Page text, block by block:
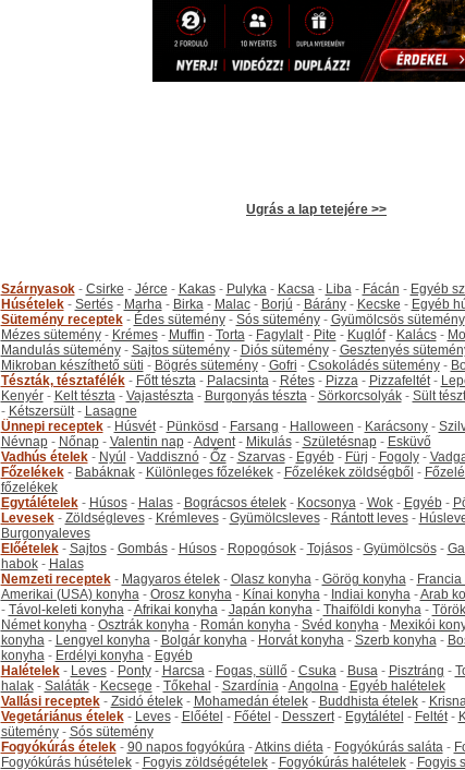
Ugrás a lap tetejére >>
Szárnyasok- Csirke - Jérce - Kakas- Pulyka- Kacsa- Liba- Fácán - Egyéb
Húsételek- Sertés- Marha- Birka- Malac- Borjú - Bárány- Kecske - Egyéb
Sütemény receptek- Édes sütemény- Sós sütemény- Gyümölcsös sütemény
Mézes sütemény- Krémes- Muffin - Torta- Fagylalt- Pite - Kuglóf- Kalács-
Mandulás sütemény- Sajtos sütemény- Diós sütemény- Gesztenyés
Mikroban készíthető süti - Bögrés sütemény- Gofri - Csokoládés sütemény-
Tészták, tésztafélék- Főtt tészta- Palacsinta- Rétes- Pizza- Pizzafeltét-
Kenyér- Kelt tészta- Vajastészta- Burgonyás tészta- Sörkorcsolyák- Sült
- Kétszersült- Lasagne
Ünnepi receptek- Húsvét- Pünkösd - Farsang - Halloween - Karácsony-
Névnap- Nőnap- Valentin nap-Advent- Mikulás- Születésnap- Esküvő
Vadhús ételek- Nyúl - Vaddisznó- Őz- Szarvas- Egyéb- Fürj - Fogoly-
Főzelékek- Babáknak- Különleges főzelékek- Főzelékek zöldségből -
főzelékek
Egytálételek- Húsos- Halas- Bográcsos ételek- Kocsonya- Wok- Egyéb-
Levesek- Zöldségleves- Krémleves- Gyümölcsleves- Rántott leves-
Burgonyaleves
Előételek- Sajtos- Gombás- Húsos- Ropogósok- Tojásos- Gyümölcsös-
habok- Halas
Nemzeti receptek- Magyaros ételek- Olasz konyha- Görög konyha-
Amerikai (USA) konyha- Orosz konyha- Kínai konyha- Indiai konyha-Arab
- Távol-keleti konyha-Afrikai konyha- Japán konyha- Thaiföldi konyha-
Német konyha- Osztrák konyha- Román konyha- Svéd konyha- Mexikói
konyha- Lengyel konyha- Bolgár konyha- Horvát konyha- Szerb konyha-
konyha- Erdélyi konyha- Egyéb
Halételek- Leves- Ponty- Harcsa- Fogas, süllő- Csuka- Busa- Pisztráng -
halak- Saláták- Kecsege - Tőkehal - Szardínia-Angolna- Egyéb halételek
Vallási receptek- Zsidó ételek- Mohamedán ételek- Buddhista ételek-
Vegetáriánus ételek- Leves- Előétel - Főétel - Desszert- Egytálétel - Feltét-
sütemény- Sós sütemény
Fogyókúrás ételek- 90 napos fogyókúra-Atkins diéta- Fogyókúrás saláta-
Fogyókúrás húsételek- Fogyis zöldségételek- Fogyókúrás halételek- Fogyis